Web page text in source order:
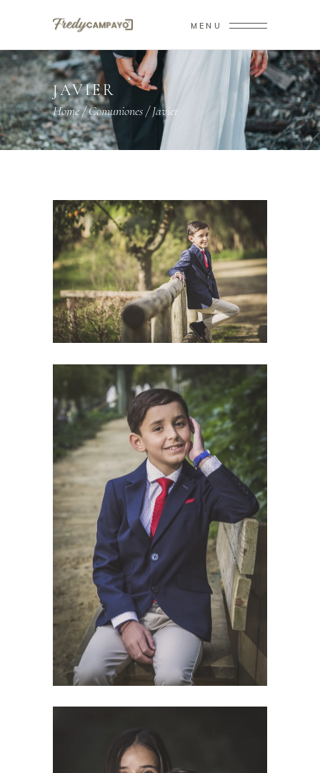
MENU
JAVIER
Home/Comuniones/Javier